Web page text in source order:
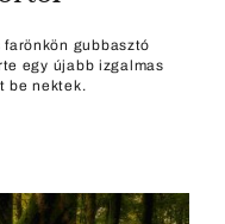
gubbasztó
egy újabb izgalmas
be nektek.